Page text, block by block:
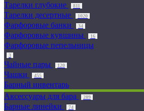
Тарелки глубокие 811
Тарелки десертные 1020
Фарфоровые банки 34
Фарфоровые кувшины 16
Фарфоровые пепельницы
3
Чайные пары 120
Чашки 455
Барный инвентарь
Аксессуары для бара
289
Барные линейки 74